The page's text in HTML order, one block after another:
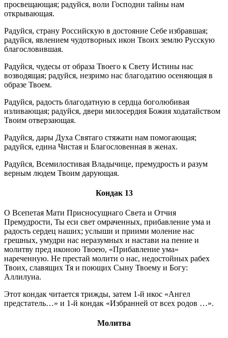
просвещающая; радуйся, воли Господни тайны нам
открывающая.
Радуйся, страну Российскую в достояние Себе избравшая;
радуйся, явлением чудотворных икон Твоих землю Русскую
благословившая.
Радуйся, чудесы от образа Твоего к Свету Истины нас
возводящая; радуйся, незримо нас благодатию осеняющая в
образе Твоем.
Радуйся, радость благодатную в сердца боголюбивая
изливающая; радуйся, двери милосердия Божия ходатайством
Твоим отверзающая.
Радуйся, дары Духа Святаго стяжати нам помогающая;
радуйся, едина Чистая и Благословенная в женах.
Радуйся, Всемилостивая Владычице, премудрость и разум
верным людем Твоим дарующая.
Кондак 13
О Всепетая Мати Присносущнаго Света и Отчия
Премудрости, Ты еси свет омраченных, прибавление ума и
радость сердец наших; услыши и приими моление нас
грешных, умудри нас неразумных и настави на пение и
молитву пред иконою Твоею, «Прибавление ума»
нареченную. Не престай молити о нас, недостойных рабех
Твоих, славящих Тя и поющих Сыну Твоему и Богу:
Аллилуиа.
Этот кондак читается трижды, затем 1-й икос «Ангел
предстатель…» и 1-й кондак «Избранней от всех родов …».
Молитва